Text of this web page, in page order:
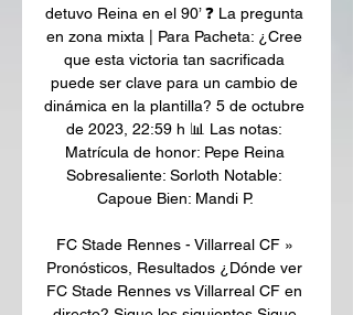
detuvo Reina en el 90’ ❓ La pregunta
en zona mixta | Para Pacheta: ¿Cree
que esta victoria tan sacrificada
puede ser clave para un cambio de
dinámica en la plantilla? 5 de octubre
de 2023, 22:59 h 📊 Las notas:
Matrícula de honor: Pepe Reina
Sobresaliente: Sorloth Notable:
Capoue Bien: Mandi P.
FC Stade Rennes - Villarreal CF »
Pronósticos, Resultados ¿Dónde ver
FC Stade Rennes vs Villarreal CF en